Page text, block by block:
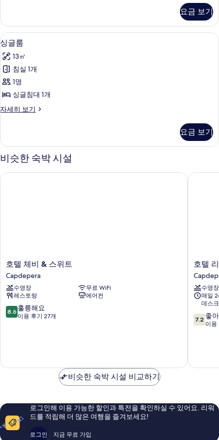
사
진
모
두
보
기
는
트
윈
룸
자
세
히
보
기
요금 보기
싱
글
룸
사
진
두
기
2
싱글룸
13㎡
침실 1개
1명
싱글침대 1개
자세히 보기
싱
세
히
보
요금 보기
비슷한 숙박 시설
호
텔
체
비
&
스
위
호텔 체비 & 스위트
Capdepera
수영장
무료 WiFi
레스토랑
에어컨
10
점
훌
이
후
기
8.6 훌륭해요
이용 후기 27개
호텔 체비 & 스위트
호
텔
리
테
라
호텔
수영장
매일
데스크
10
점
점,
이
용
7.2 좋
이용
호텔 리
비슷한 숙박 시설 비교하기
로그인해 이용 가능한 할인과 특전을 확인하실 수 있어요. 리워
드를 적립해 더 많은 여행을 즐겨보세요!
로그인 지금 무료 가입